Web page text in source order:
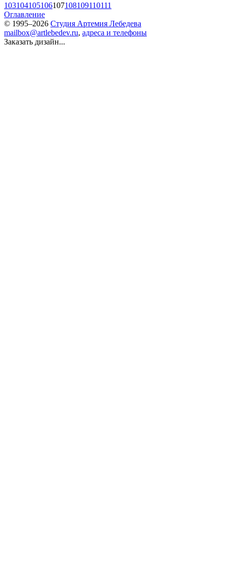
103104105106107108109110111
Оглавление
© 1995–2026 Студия Артемия Лебедева
mailbox@artlebedev.ru, адреса и телефоны
Заказать дизайн...